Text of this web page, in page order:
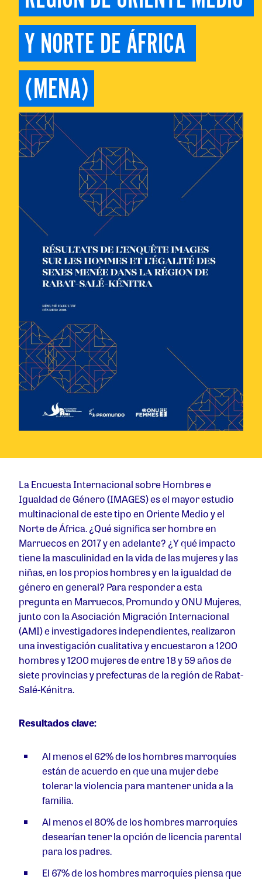
Y NORTE DE ÁFRICA
(MENA)
La Encuesta Internacional sobre Hombres e
Igualdad de Género (IMAGES) es el mayor estudio
multinacional de este tipo en Oriente Medio y el
Norte de África. ¿Qué significa ser hombre en
Marruecos en 2017 y en adelante? ¿Y qué impacto
tiene la masculinidad en la vida de las mujeres y las
niñas, en los propios hombres y en la igualdad de
género en general? Para responder a esta
pregunta en Marruecos, Promundo y ONU Mujeres,
junto con la Asociación Migración Internacional
(AMI) e investigadores independientes, realizaron
una investigación cualitativa y encuestaron a 1200
hombres y 1200 mujeres de entre 18 y 59 años de
siete provincias y prefecturas de la región de Rabat-
Salé-Kénitra.
Resultados clave:
Al menos el 62% de los hombres marroquíes
están de acuerdo en que una mujer debe
tolerar la violencia para mantener unida a la
familia.
Al menos el 80% de los hombres marroquíes
desearían tener la opción de licencia parental
para los padres.
El 67% de los hombres marroquíes piensa que